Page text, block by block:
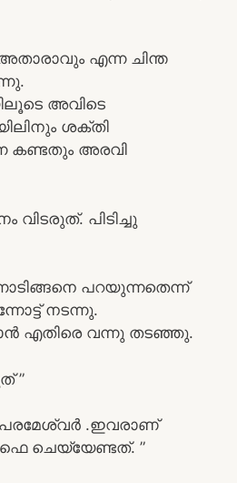
എന്ന ചിന്ത
അവിടെ
ശക്തി
കണ്ടതും അരവി
വിടരുത്. പിടിച്ചു
പറയുന്നതെന്ന്
നടന്നു.
എതിരെ വന്നു തടഞ്ഞു.
”
.ഇവരാണ്
ചെയ്യേണ്ടത്. ”